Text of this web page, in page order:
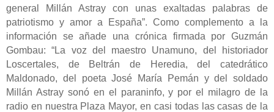
general Millán Astray con unas exaltadas palabras de
patriotismo y amor a España”. Como complemento a la
información se añade una crónica firmada por Guzmán
Gombau: “La voz del maestro Unamuno, del historiador
Loscertales, de Beltrán de Heredia, del catedrático
Maldonado, del poeta José María Pemán y del soldado
Millán Astray sonó en el paraninfo, y por el milagro de la
radio en nuestra Plaza Mayor, en casi todas las casas de la